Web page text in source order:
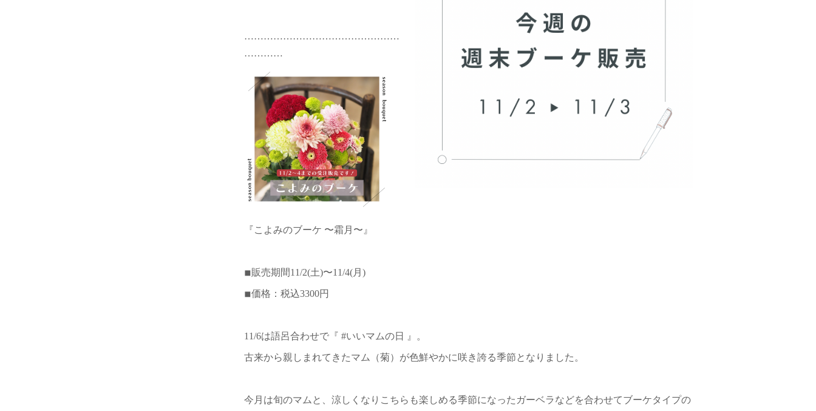
…………………………………………
…………
『こよみのブーケ 〜霜月〜』
◾︎販売期間11/2(土)〜11/4(月)
◾︎価格：税込3300円
11/6は語呂合わせで『 #いいマムの日 』。
古来から親しまれてきたマム（菊）が色鮮やかに咲き誇る季節となりました。
今月は旬のマムと、涼しくなりこちらも楽しめる季節になったガーベラなどを合わせてブーケタイプの